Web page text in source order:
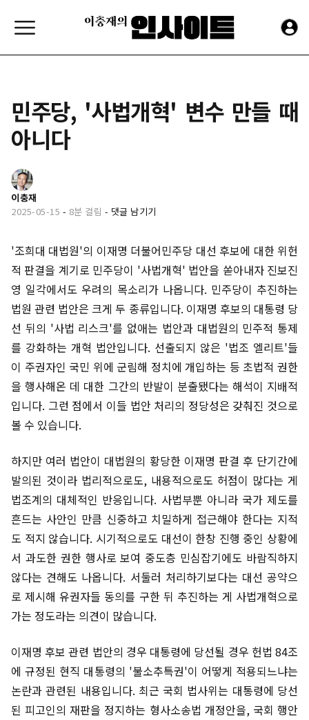
민주당, '사법개혁' 변수 만들 때
아니다
이충재
2025-05-15 - 8분 걸림 - 댓글 남기기
'조희대 대법원'의 이재명 더불어민주당 대선 후보에 대한 위헌
적 판결을 계기로 민주당이 '사법개혁' 법안을 쏟아내자 진보진
영 일각에서도 우려의 목소리가 나옵니다. 민주당이 추진하는
법원 관련 법안은 크게 두 종류입니다. 이재명 후보의 대통령 당
선 뒤의 '사법 리스크'를 없애는 법안과 대법원의 민주적 통제
를 강화하는 개혁 법안입니다. 선출되지 않은 '법조 엘리트'들
이 주권자인 국민 위에 군림해 정치에 개입하는 등 초법적 권한
을 행사해온 데 대한 그간의 반발이 분출됐다는 해석이 지배적
입니다. 그런 점에서 이들 법안 처리의 정당성은 갖춰진 것으로
볼 수 있습니다.
하지만 여러 법안이 대법원의 황당한 이재명 판결 후 단기간에
발의된 것이라 법리적으로도, 내용적으로도 허점이 많다는 게
법조계의 대체적인 반응입니다. 사법부뿐 아니라 국가 제도를
흔드는 사안인 만큼 신중하고 치밀하게 접근해야 한다는 지적
도 적지 않습니다. 시기적으로도 대선이 한창 진행 중인 상황에
서 과도한 권한 행사로 보여 중도층 민심잡기에도 바람직하지
않다는 견해도 나옵니다. 서둘러 처리하기보다는 대선 공약으
로 제시해 유권자들 동의를 구한 뒤 추진하는 게 사법개혁으로
가는 정도라는 의견이 많습니다.
이재명 후보 관련 법안의 경우 대통령에 당선될 경우 헌법 84조
에 규정된 현직 대통령의 '불소추특권'이 어떻게 적용되느냐는
논란과 관련된 내용입니다. 최근 국회 법사위는 대통령에 당선
된 피고인의 재판을 정지하는 형사소송법 개정안을, 국회 행안